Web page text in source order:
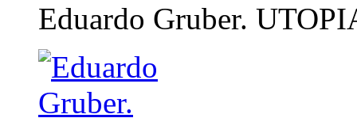
Eduardo Gruber.